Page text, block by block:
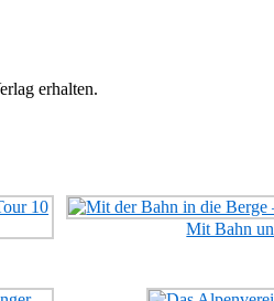
erhalten.
Mit Bahn